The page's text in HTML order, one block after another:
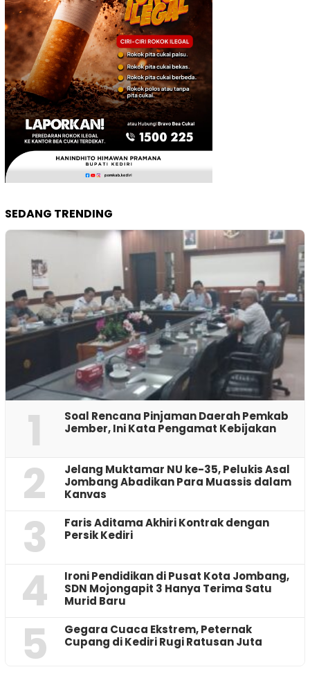
SEDANG TRENDING
1
‎Soal Rencana Pinjaman Daerah Pemkab
Jember, Ini Kata Pengamat Kebijakan ‎
2
Jelang Muktamar NU ke-35, Pelukis Asal
Jombang Abadikan Para Muassis dalam
Kanvas
3
Faris Aditama Akhiri Kontrak dengan
Persik Kediri
4
Ironi Pendidikan di Pusat Kota Jombang,
SDN Mojongapit 3 Hanya Terima Satu
Murid Baru
5
‎Gegara Cuaca Ekstrem, Peternak
Cupang di Kediri Rugi Ratusan Juta